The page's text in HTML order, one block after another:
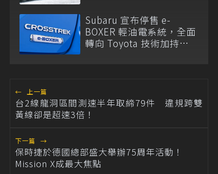
Subaru 宣布停售 e-
BOXER 輕油電系統，全面
轉向 Toyota 技術加持
← 上一篇
台2線龍洞區間測速半年取締79件 違規跨雙
黃線卻是超速3倍！
下一篇 →
保時捷於德國總部盛大舉辦75周年活動！
Mission X成最大焦點